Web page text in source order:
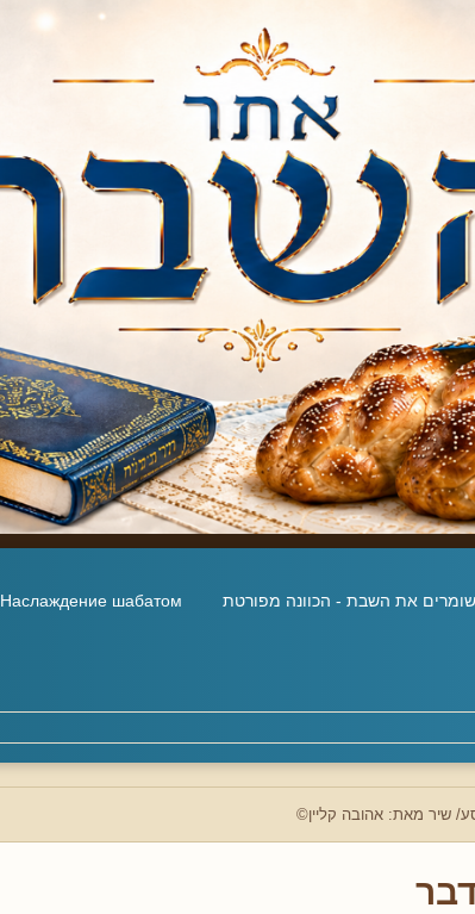
את השבת - הכוונה מפורטת Наслаждение шабатом
שיר מאת: אהובה קליין©